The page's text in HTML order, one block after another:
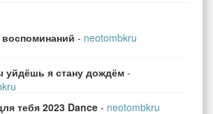
- neotombkru
уйдёшь я стану дождём -
тебя 2023 Dance - neotombkru